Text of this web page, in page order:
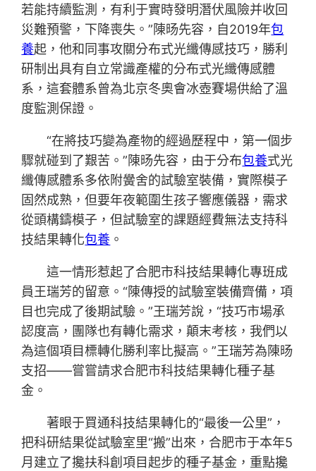
若能持續監測，有利于實時發明潛伏風險并收回
災難預警，下降喪失。”陳旸先容，自2019年包
養起，他和同事攻關分布式光纖傳感技巧，勝利
研制出具有自立常識產權的分布式光纖傳感體
系，這套體系曾為北京冬奧會冰壺賽場供給了溫
度監測保證。
“在將技巧變為產物的經過歷程中，第一個步
驟就碰到了艱苦。”陳旸先容，由于分布包養式光
纖傳感體系多依附黌舍的試驗室裝備，實際模子
固然成熟，但要年夜範圍生孩子響應儀器，需求
從頭構鑄模子，但試驗室的課題經費無法支持科
技結果轉化包養 。
這一情形惹起了合肥市科技結果轉化專班成
員王瑞芳的留意。“陳傳授的試驗室裝備齊備，項
目也完成了後期試驗。”王瑞芳說，“技巧市場承
認度高，團隊也有轉化需求，顛末考核，我們以
為這個項目標轉化勝利率比擬高。”王瑞芳為陳旸
支招——嘗嘗請求合肥市科技結果轉化種子基
金。
著眼于買通科技結果轉化的“最後一公里”，
把科研結果從試驗室里“搬”出來，合肥市于本年5
月建立了攙扶科創項目起步的種子基金，重點攙